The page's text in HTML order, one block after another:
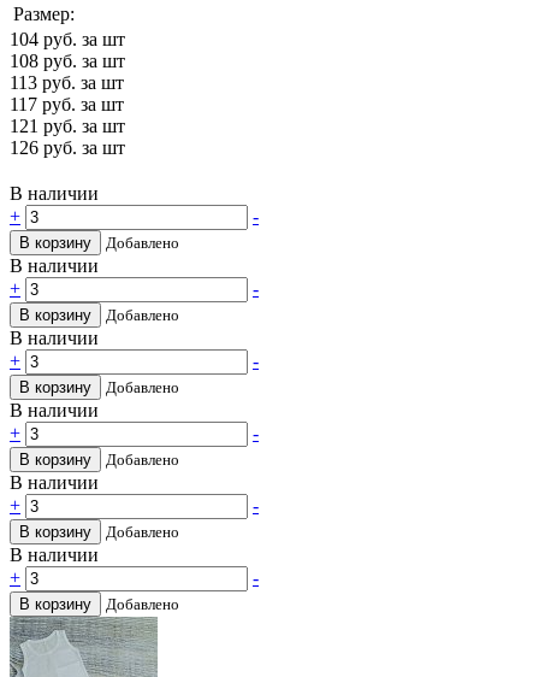
Размер:
104 руб. за шт
108 руб. за шт
113 руб. за шт
117 руб. за шт
121 руб. за шт
126 руб. за шт
В наличии
+
-
В корзину Добавлено
В наличии
+
-
В корзину Добавлено
В наличии
+
-
В корзину Добавлено
В наличии
+
-
В корзину Добавлено
В наличии
+
-
В корзину Добавлено
В наличии
+
-
В корзину Добавлено